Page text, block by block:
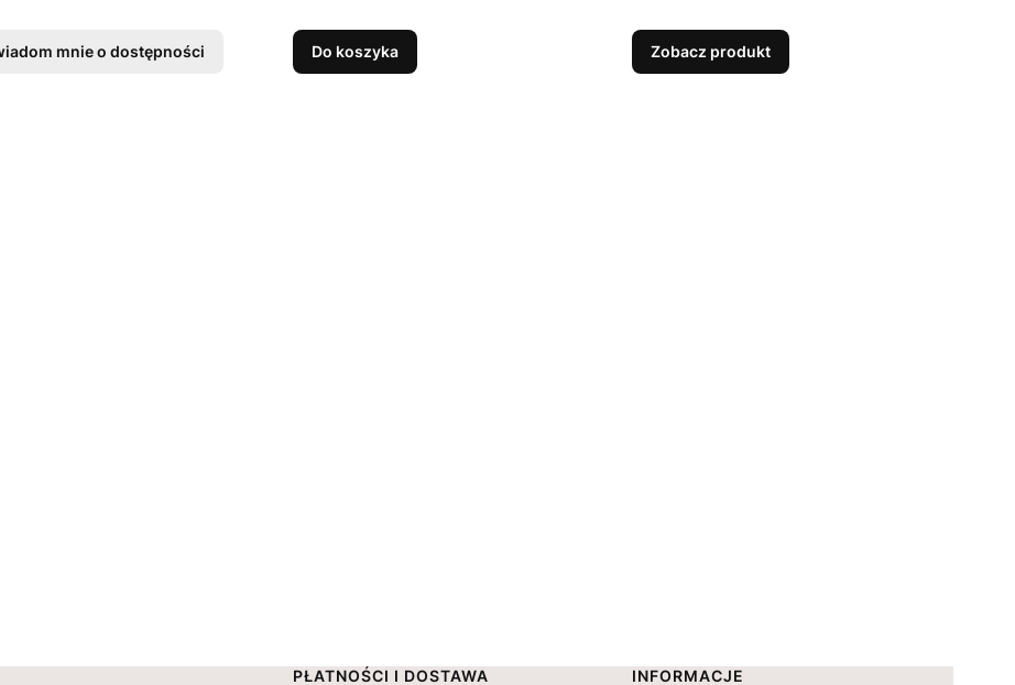
mnie o dostępności Do koszyka Zobacz produkt
PŁATNOŚCI I DOSTAWA INFORMACJE